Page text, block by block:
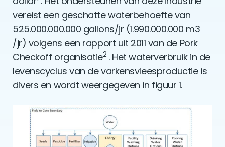
vereist een geschatte waterbehoefte van
525.000.000.000 gallons/jr (1.990.000.000 m3
/jr) volgens een rapport uit 2011 van de Pork
Checkoff organisatie2 . Het waterverbruik in de
levenscyclus van de varkensvleesproductie is
divers en wordt weergegeven in figuur 1.